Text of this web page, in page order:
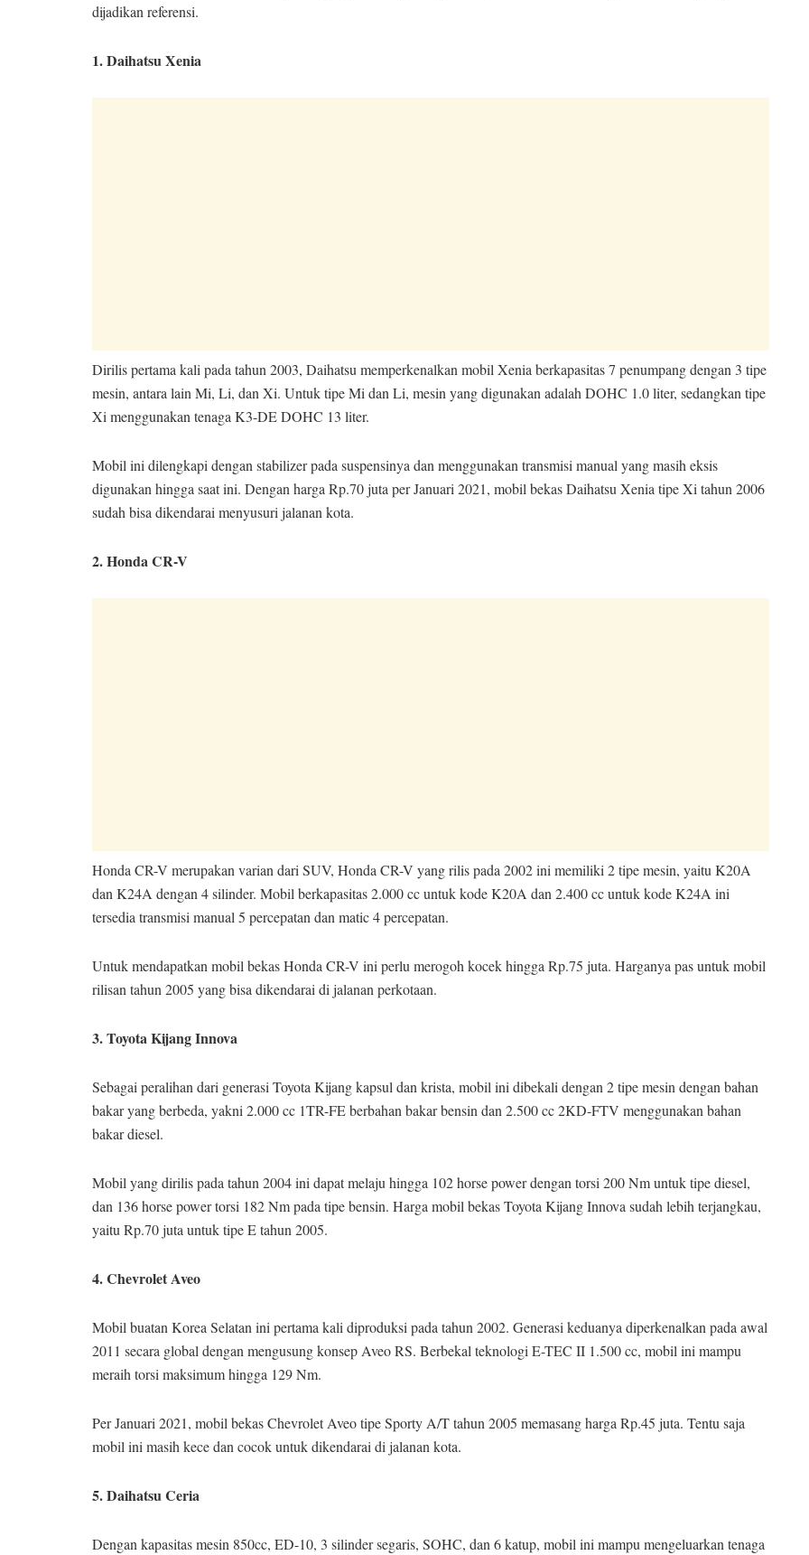
dijadikan referensi.
1. Daihatsu Xenia
Dirilis pertama kali pada tahun 2003, Daihatsu memperkenalkan mobil Xenia berkapasitas 7 penumpang dengan 3 tipe
mesin, antara lain Mi, Li, dan Xi. Untuk tipe Mi dan Li, mesin yang digunakan adalah DOHC 1.0 liter, sedangkan tipe
Xi menggunakan tenaga K3-DE DOHC 13 liter.
Mobil ini dilengkapi dengan stabilizer pada suspensinya dan menggunakan transmisi manual yang masih eksis
digunakan hingga saat ini. Dengan harga Rp.70 juta per Januari 2021, mobil bekas Daihatsu Xenia tipe Xi tahun 2006
sudah bisa dikendarai menyusuri jalanan kota.
2. Honda CR-V
Honda CR-V merupakan varian dari SUV, Honda CR-V yang rilis pada 2002 ini memiliki 2 tipe mesin, yaitu K20A
dan K24A dengan 4 silinder. Mobil berkapasitas 2.000 cc untuk kode K20A dan 2.400 cc untuk kode K24A ini
tersedia transmisi manual 5 percepatan dan matic 4 percepatan.
Untuk mendapatkan mobil bekas Honda CR-V ini perlu merogoh kocek hingga Rp.75 juta. Harganya pas untuk mobil
rilisan tahun 2005 yang bisa dikendarai di jalanan perkotaan.
3. Toyota Kijang Innova
Sebagai peralihan dari generasi Toyota Kijang kapsul dan krista, mobil ini dibekali dengan 2 tipe mesin dengan bahan
bakar yang berbeda, yakni 2.000 cc 1TR-FE berbahan bakar bensin dan 2.500 cc 2KD-FTV menggunakan bahan
bakar diesel.
Mobil yang dirilis pada tahun 2004 ini dapat melaju hingga 102 horse power dengan torsi 200 Nm untuk tipe diesel,
dan 136 horse power torsi 182 Nm pada tipe bensin. Harga mobil bekas Toyota Kijang Innova sudah lebih terjangkau,
yaitu Rp.70 juta untuk tipe E tahun 2005.
4. Chevrolet Aveo
Mobil buatan Korea Selatan ini pertama kali diproduksi pada tahun 2002. Generasi keduanya diperkenalkan pada awal
2011 secara global dengan mengusung konsep Aveo RS. Berbekal teknologi E-TEC II 1.500 cc, mobil ini mampu
meraih torsi maksimum hingga 129 Nm.
Per Januari 2021, mobil bekas Chevrolet Aveo tipe Sporty A/T tahun 2005 memasang harga Rp.45 juta. Tentu saja
mobil ini masih kece dan cocok untuk dikendarai di jalanan kota.
5. Daihatsu Ceria
Dengan kapasitas mesin 850cc, ED-10, 3 silinder segaris, SOHC, dan 6 katup, mobil ini mampu mengeluarkan tenaga